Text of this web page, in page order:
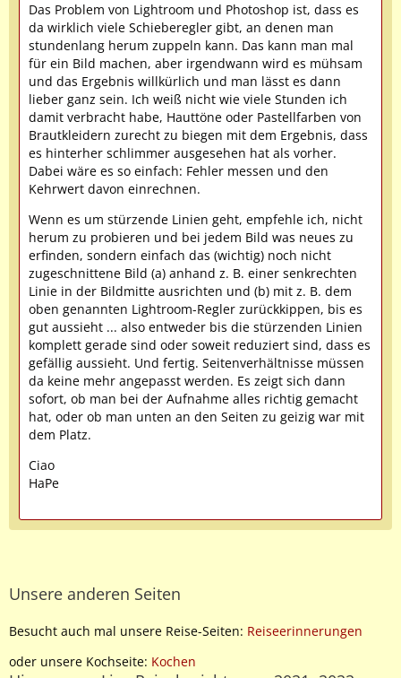
Das Problem von Lightroom und Photoshop ist, dass es
da wirklich viele Schieberegler gibt, an denen man
stundenlang herum zuppeln kann. Das kann man mal
für ein Bild machen, aber irgendwann wird es mühsam
und das Ergebnis willkürlich und man lässt es dann
lieber ganz sein. Ich weiß nicht wie viele Stunden ich
damit verbracht habe, Hauttöne oder Pastellfarben von
Brautkleidern zurecht zu biegen mit dem Ergebnis, dass
es hinterher schlimmer ausgesehen hat als vorher.
Dabei wäre es so einfach: Fehler messen und den
Kehrwert davon einrechnen.
Wenn es um stürzende Linien geht, empfehle ich, nicht
herum zu probieren und bei jedem Bild was neues zu
erfinden, sondern einfach das (wichtig) noch nicht
zugeschnittene Bild (a) anhand z. B. einer senkrechten
Linie in der Bildmitte ausrichten und (b) mit z. B. dem
oben genannten Lightroom-Regler zurückkippen, bis es
gut aussieht ... also entweder bis die stürzenden Linien
komplett gerade sind oder soweit reduziert sind, dass es
gefällig aussieht. Und fertig. Seitenverhältnisse müssen
da keine mehr angepasst werden. Es zeigt sich dann
sofort, ob man bei der Aufnahme alles richtig gemacht
hat, oder ob man unten an den Seiten zu geizig war mit
dem Platz.
Ciao
HaPe
Unsere anderen Seiten
Besucht auch mal unsere Reise-Seiten: Reiseerinnerungen
oder unsere Kochseite: Kochen